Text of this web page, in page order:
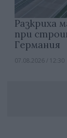
Разкриха
при
Германия
07.08.2026 / 12:30